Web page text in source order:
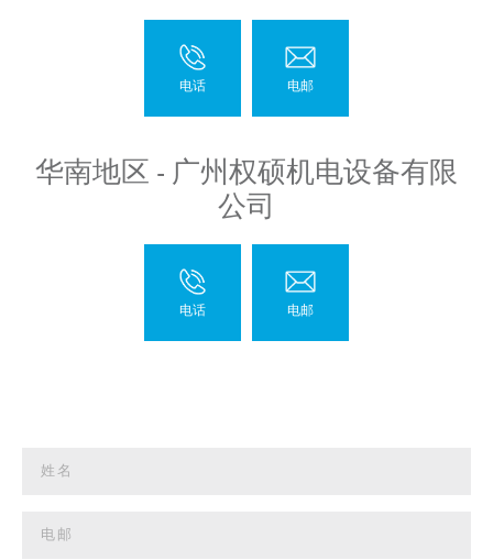
华南地区 - 广州权硕机电设备有限
公司